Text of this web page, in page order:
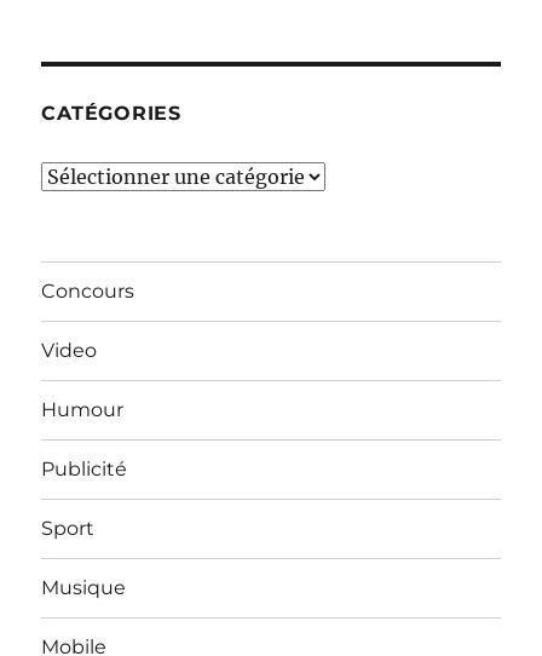
CATÉGORIES
Catégories
Concours
Video
Humour
Publicité
Sport
Musique
Mobile